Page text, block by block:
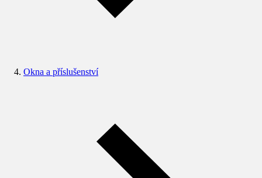
Okna a příslušenství